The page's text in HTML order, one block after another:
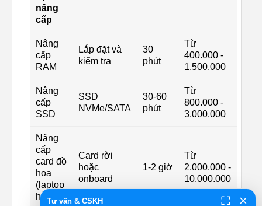
nâng
cấp
Nâng
cấp
RAM
Lắp đặt và
kiểm tra
30
phút
Từ
400.000 -
1.500.000
Nâng
cấp
SSD
SSD
NVMe/SATA
30-60
phút
Từ
800.000 -
3.000.000
Nâng
cấp
card đồ
họa
(laptop
hỗ trợ)
Card rời
hoặc
onboard
1-2 giờ
Từ
2.000.000 -
10.000.000
Tư vấn & CSKH